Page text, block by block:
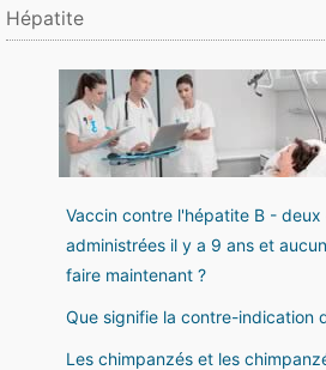
Hépatite
Vaccin contre l'hépatite B -
administrées il y a 9 ans et
faire maintenant ?
Que signifie la contre-indication
Les chimpanzés et les